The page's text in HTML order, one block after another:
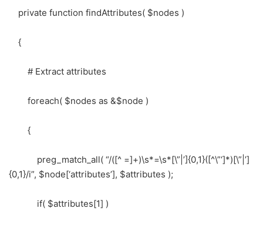
private function findAttributes( $nodes )
{
# Extract attributes
foreach( $nodes as &$node )
{
preg_match_all( “/([^ =]+)\s*=\s*[\”|’]{0,1}([^\”‘]*)[\”|’]
{0,1}/i”, $node[‘attributes’], $attributes );
if( $attributes[1] )